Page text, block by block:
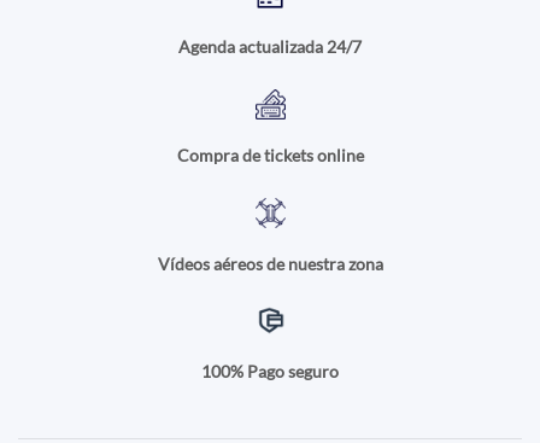
Agenda actualizada 24/7
Compra de tickets online
Vídeos aéreos de nuestra zona
100% Pago seguro